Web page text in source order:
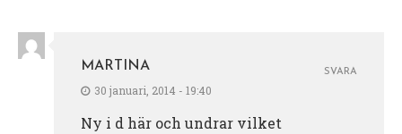
MARTINA
30 januari, 2014 - 19:40
Ny i d här och undrar vilket
SVARA